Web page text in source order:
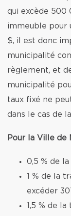
qui excède 500
immeuble pour
$, il est donc
municipalité
règlement, et
municipalité
taux fixé ne
dans le cas de
Pour la Ville de
0,5 % de
1 % de la
excéder
1,5 % de